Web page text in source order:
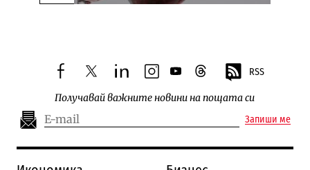
Следваща новина
facebooktwitterlinkedininstagram
youtubethreads RSS
Получавай важните новини на пощата си
Запиши ме